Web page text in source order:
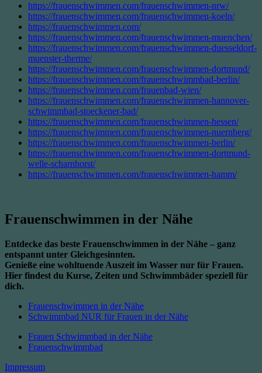
https://frauenschwimmen.com/frauenschwimmen-nrw/
https://frauenschwimmen.com/frauenschwimmen-koeln/
https://frauenschwimmen.com/
https://frauenschwimmen.com/frauenschwimmen-muenchen/
https://frauenschwimmen.com/frauenschwimmen-duesseldorf-
muenster-therme/
https://frauenschwimmen.com/frauenschwimmen-dortmund/
https://frauenschwimmen.com/frauenschwimmbad-berlin/
https://frauenschwimmen.com/frauenbad-wien/
https://frauenschwimmen.com/frauenschwimmen-hannover-
schwimmbad-stoeckener-bad/
https://frauenschwimmen.com/frauenschwimmen-hessen/
https://frauenschwimmen.com/frauenschwimmen-nuernberg/
https://frauenschwimmen.com/frauenschwimmen-berlin/
https://frauenschwimmen.com/frauenschwimmen-dortmund-
welle-scharnhorst/
https://frauenschwimmen.com/frauenschwimmen-hamm/
Frauenschwimmen in der Nähe
Entdecke das beste Frauenschwimmen in der Nähe – ganz
entspannt unter Gleichgesinnten.
Genieße eine wohltuende Auszeit im Wasser nur für Frauen.
Hier findest du Kurse, Zeiten und Schwimmbäder speziell für
dich.
Frauenschwimmen in der Nähe
Schwimmbad NUR für Frauen in der Nähe
Frauen Schwimmbad in der Nähe
Frauenschwimmbad
Impressum